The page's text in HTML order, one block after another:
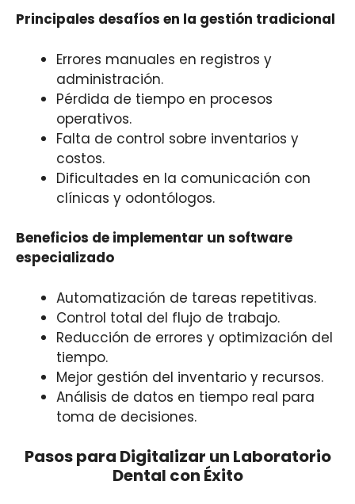
Principales desafíos en la gestión tradicional
Errores manuales en registros y
administración.
Pérdida de tiempo en procesos
operativos.
Falta de control sobre inventarios y
costos.
Dificultades en la comunicación con
clínicas y odontólogos.
Beneficios de implementar un software
especializado
Automatización de tareas repetitivas.
Control total del flujo de trabajo.
Reducción de errores y optimización del
tiempo.
Mejor gestión del inventario y recursos.
Análisis de datos en tiempo real para
toma de decisiones.
Pasos para Digitalizar un Laboratorio
Dental con Éxito